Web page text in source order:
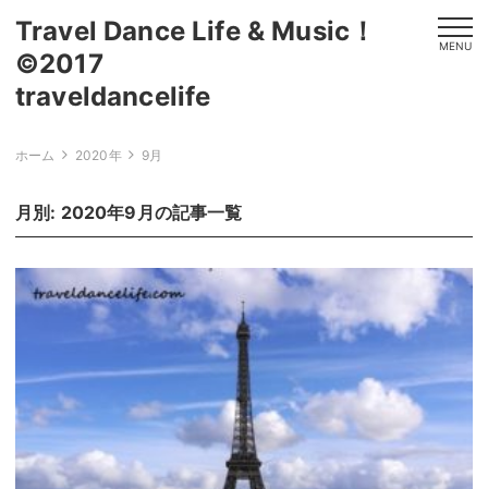
Travel Dance Life & Music！
©2017
MENU
ホーム 2020年 9月
月別: 2020年9月の記事一覧